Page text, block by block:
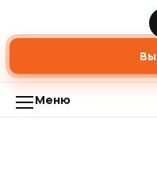
Модели
Газонокосилка бензиновая
Меню